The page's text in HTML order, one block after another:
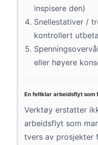
inspisere den)
Snellestativer /
kontrollert
eller høyere
En feltklar arbeidsflyt som
Verktøy erstatter
arbeidsflyt som
tvers av prosjekter